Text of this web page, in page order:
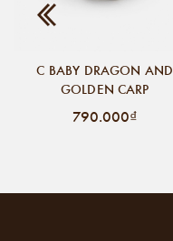
C BABY DRAGON AND
GOLDEN CARP
790.000₫